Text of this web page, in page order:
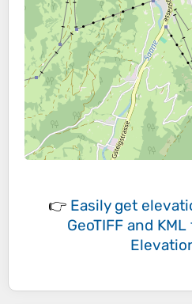
👉 Easily get
GeoTIFF and